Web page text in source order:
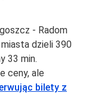
- Radom
dzieli 390
33 min.
ceny, ale
bilety z